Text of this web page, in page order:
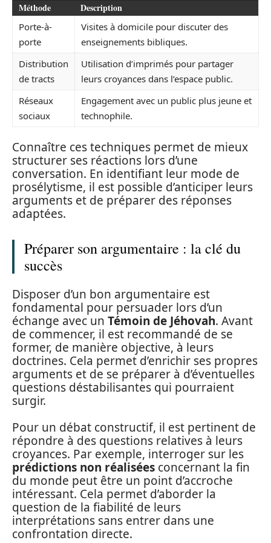
Méthode Description
Porte-à-
porte
Visites à domicile pour discuter des
enseignements bibliques.
Distribution
de tracts
Utilisation d’imprimés pour partager
leurs croyances dans l’espace public.
Réseaux
sociaux
Engagement avec un public plus jeune et
technophile.
Connaître ces techniques permet de mieux
structurer ses réactions lors d’une
conversation. En identifiant leur mode de
prosélytisme, il est possible d’anticiper leurs
arguments et de préparer des réponses
adaptées.
Préparer son argumentaire : la clé du
succès
Disposer d’un bon argumentaire est
fondamental pour persuader lors d’un
échange avec un Témoin de Jéhovah. Avant
de commencer, il est recommandé de se
former, de manière objective, à leurs
doctrines. Cela permet d’enrichir ses propres
arguments et de se préparer à d’éventuelles
questions déstabilisantes qui pourraient
surgir.
Pour un débat constructif, il est pertinent de
répondre à des questions relatives à leurs
croyances. Par exemple, interroger sur les
prédictions non réalisées concernant la fin
du monde peut être un point d’accroche
intéressant. Cela permet d’aborder la
question de la fiabilité de leurs
interprétations sans entrer dans une
confrontation directe.